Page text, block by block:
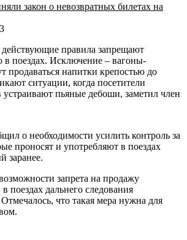
закон о невозвратных билетах на
правила запрещают
в поездах. Исключение – вагоны-
продаваться напитки крепостью до
ситуации, когда посетители
устраивают пьяные дебоши, заметил член
о необходимости усилить контроль за
проносят и употребляют в поездах
заранее.
запрета на продажу
поездах дальнего следования
что такая мера нужна для